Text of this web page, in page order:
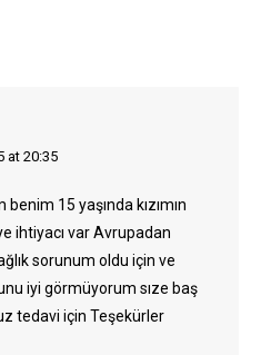
at 20:35
benim 15 yaşında kızımın
ihtiyacı var Avrupadan
sorunum oldu için ve
iyi görmüyorum sıze baş
tedavi için Teşekürler